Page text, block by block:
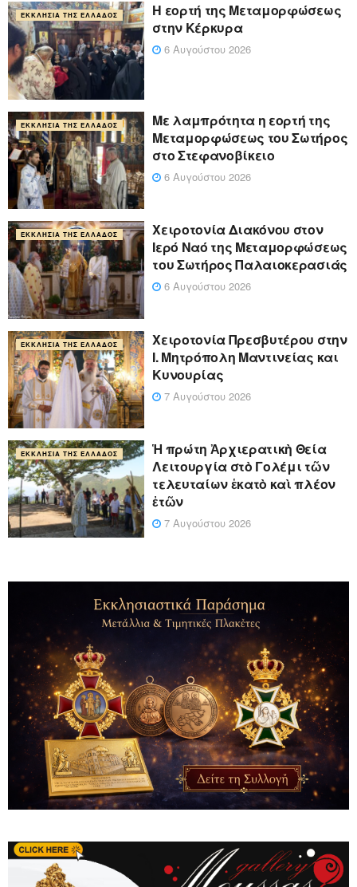
ΕΚΚΛΗΣΊΑ ΤΗΣ ΕΛΛΆΔΟΣ
Η εορτή της Μεταμορφώσεως
στην Κέρκυρα
6 Αυγούστου 2026
ΕΚΚΛΗΣΊΑ ΤΗΣ ΕΛΛΆΔΟΣ
Με λαμπρότητα η εορτή της
Μεταμορφώσεως του Σωτήρος
στο Στεφανοβίκειο
6 Αυγούστου 2026
ΕΚΚΛΗΣΊΑ ΤΗΣ ΕΛΛΆΔΟΣ
Χειροτονία Διακόνου στον
Ιερό Ναό της Μεταμορφώσεως
του Σωτήρος Παλαιοκερασιάς
6 Αυγούστου 2026
ΕΚΚΛΗΣΊΑ ΤΗΣ ΕΛΛΆΔΟΣ
Xειροτονία Πρεσβυτέρου στην
Ι. Μητρόπολη Μαντινείας και
Κυνουρίας
7 Αυγούστου 2026
ΕΚΚΛΗΣΊΑ ΤΗΣ ΕΛΛΆΔΟΣ
Ἡ πρώτη Ἀρχιερατικὴ Θεία
Λειτουργία στὸ Γολέμι τῶν
τελευταίων ἑκατὸ καὶ πλέον
ἐτῶν
7 Αυγούστου 2026